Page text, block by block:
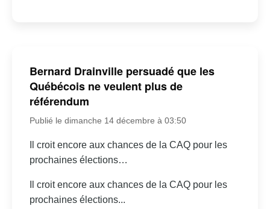
Bernard Drainville persuadé que les
Québécois ne veulent plus de
référendum
Publié le dimanche 14 décembre à 03:50
Il croit encore aux chances de la CAQ pour les
prochaines élections…
Il croit encore aux chances de la CAQ pour les
prochaines élections...